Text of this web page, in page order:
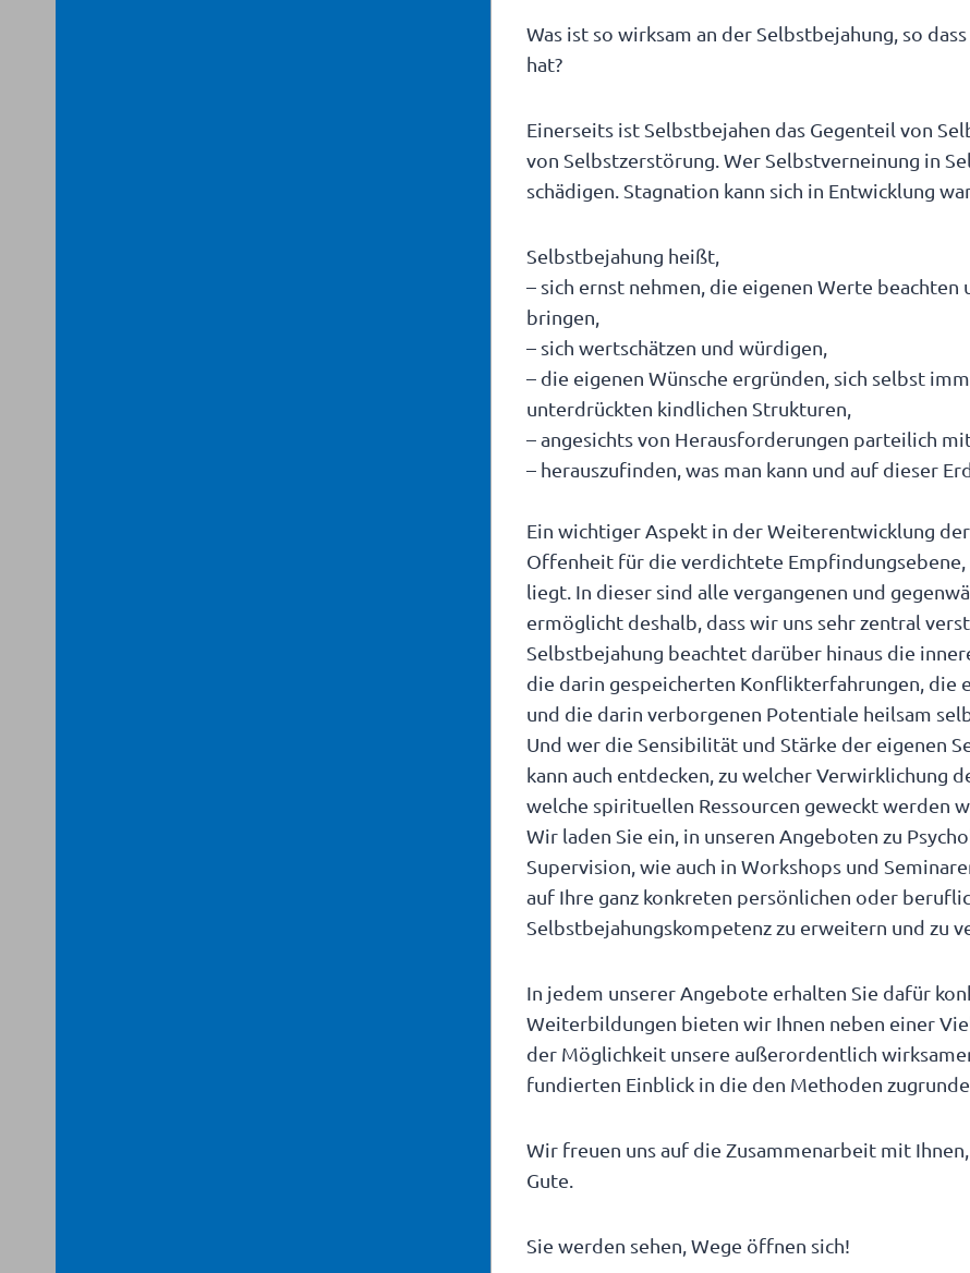
Was ist so wirksam an der Selbstbejahung, so
hat?
Einerseits ist Selbstbejahen das Gegenteil von
von Selbstzerstörung. Wer Selbstverneinung in
schädigen. Stagnation kann sich in Entwicklung
Selbstbejahung heißt,
– sich ernst nehmen, die eigenen Werte
bringen,
– sich wertschätzen und würdigen,
– die eigenen Wünsche ergründen, sich selbst
unterdrückten kindlichen Strukturen,
– angesichts von Herausforderungen parteilich
– herauszufinden, was man kann und auf dieser
Ein wichtiger Aspekt in der Weiterentwicklung
Offenheit für die verdichtete Empfindungsebene,
liegt. In dieser sind alle vergangenen und
ermöglicht deshalb, dass wir uns sehr zentral
Selbstbejahung beachtet darüber hinaus die
die darin gespeicherten Konflikterfahrungen, die
und die darin verborgenen Potentiale heilsam
Und wer die Sensibilität und Stärke der eigenen
kann auch entdecken, zu welcher Verwirklichung
welche spirituellen Ressourcen geweckt werden
Wir laden Sie ein, in unseren Angeboten zu
Supervision, wie auch in Workshops und
auf Ihre ganz konkreten persönlichen oder
Selbstbejahungskompetenz zu erweitern und zu
In jedem unserer Angebote erhalten Sie dafür
Weiterbildungen bieten wir Ihnen neben einer
der Möglichkeit unsere außerordentlich
fundierten Einblick in die den Methoden
Wir freuen uns auf die Zusammenarbeit mit
Gute.
Sie werden sehen, Wege öffnen sich!